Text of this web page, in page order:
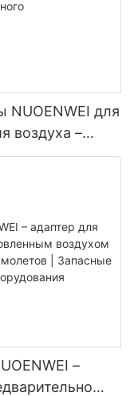
NUOENWEI для
воздуха –
–